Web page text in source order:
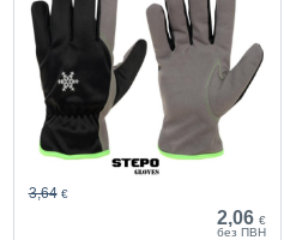
2,06 €
без ПВН
3,64 €